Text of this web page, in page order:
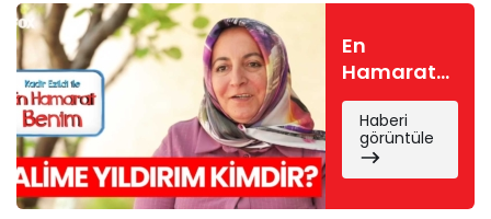
En
Hamarat
Benim
Halime
kimdir?
Halime
Yıldırım
Haberi
görüntüle